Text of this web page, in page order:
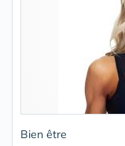
Bien être